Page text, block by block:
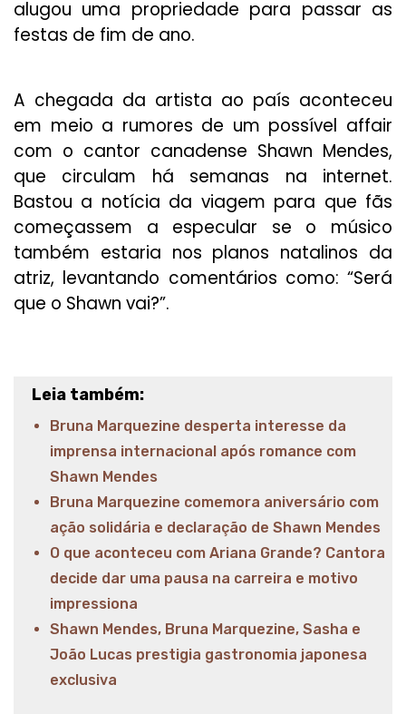
alugou uma propriedade para passar as
festas de fim de ano.
A chegada da artista ao país aconteceu
em meio a rumores de um possível affair
com o cantor canadense Shawn Mendes,
que circulam há semanas na internet.
Bastou a notícia da viagem para que fãs
começassem a especular se o músico
também estaria nos planos natalinos da
atriz, levantando comentários como: “Será
que o Shawn vai?”.
Leia também:
Bruna Marquezine desperta interesse da
imprensa internacional após romance com
Shawn Mendes
Bruna Marquezine comemora aniversário com
ação solidária e declaração de Shawn Mendes
O que aconteceu com Ariana Grande? Cantora
decide dar uma pausa na carreira e motivo
impressiona
Shawn Mendes, Bruna Marquezine, Sasha e
João Lucas prestigia gastronomia japonesa
exclusiva